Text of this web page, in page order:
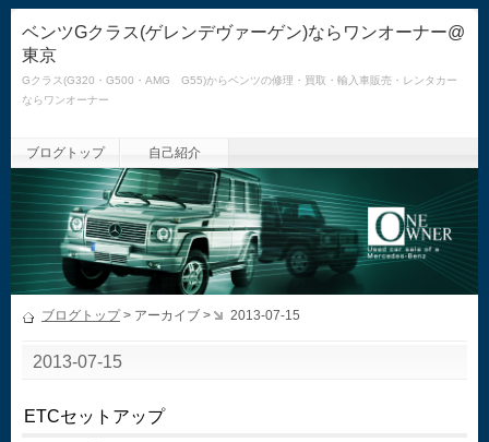
ベンツGクラス(ゲレンデヴァーゲン)ならワンオーナー@
東京
Gクラス(G320・G500・AMG G55)からベンツの修理・買取・輸入車販売・レンタカー
ならワンオーナー
ブログトップ 自己紹介
ブログトップ> アーカイブ > 2013-07-15
2013-07-15
ETCセットアップ